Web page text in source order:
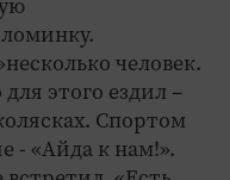
человек.
этого ездил –
Спортом
- «Айда к нам!».